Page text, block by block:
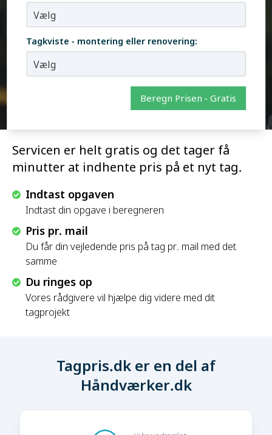
Servicen er helt gratis og det tager få
minutter at indhente pris på et nyt tag.
Indtast opgaven
Indtast din opgave i beregneren
Pris pr. mail
Du får din vejledende pris på tag pr. mail med det
samme
Du ringes op
Vores rådgivere vil hjælpe dig videre med dit
tagprojekt
Tagkviste - montering eller renovering:
Beregn Prisen - Gratis
Tagpris.dk er en del af
Håndværker.dk